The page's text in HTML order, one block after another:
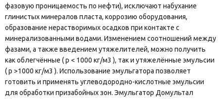
фазовую проницаемость по нефти), исключают набухание
глинистых минералов пласта, коррозию оборудования,
образование нерастворимых осадков при контакте с
минерализованными водами. Изменением соотношений между
фазами, а также введением утяжелителей, можно получить
как облегчённые ( р < 1000 кг/м3 ), так и утяжелённые эмульсии
( р >1000 кг/м3 ). Использование эмульгатора позволяет
готовить и применять углеводородно-кислотные эмульсии
для обработки призабойных зон. Эмульгатор Домультал